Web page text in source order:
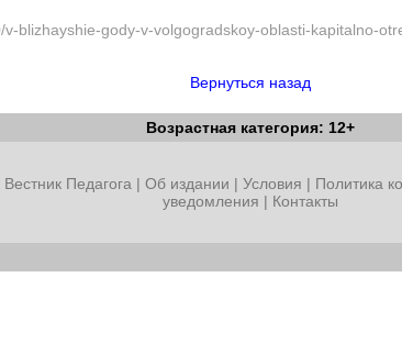
blizhayshie-gody-v-volgogradskoy-oblasti-kapitalno-
Вернуться назад
Возрастная категория: 12+
Вестник Педагога | Об издании | Условия | Политика
уведомления | Контакты